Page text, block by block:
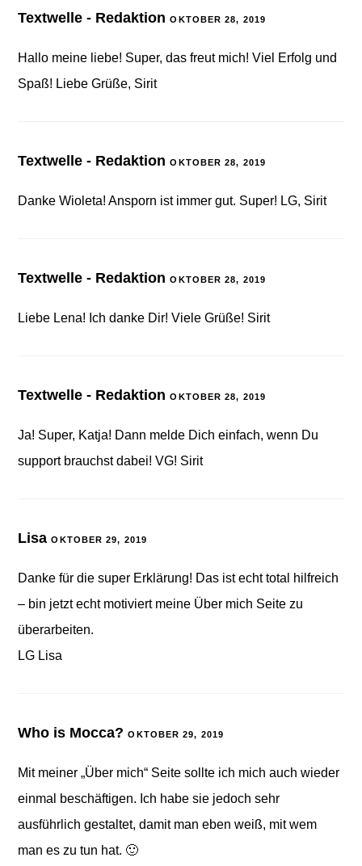
Textwelle - RedaktionOKTOBER 28, 2019
Hallo meine liebe! Super, das freut mich! Viel Erfolg und
Spaß! Liebe Grüße, Sirit
Textwelle - RedaktionOKTOBER 28, 2019
Danke Wioleta! Ansporn ist immer gut. Super! LG, Sirit
Textwelle - RedaktionOKTOBER 28, 2019
Liebe Lena! Ich danke Dir! Viele Grüße! Sirit
Textwelle - RedaktionOKTOBER 28, 2019
Ja! Super, Katja! Dann melde Dich einfach, wenn Du
support brauchst dabei! VG! Sirit
LisaOKTOBER 29, 2019
Danke für die super Erklärung! Das ist echt total hilfreich
– bin jetzt echt motiviert meine Über mich Seite zu
überarbeiten.
LG Lisa
Who is Mocca? OKTOBER 29, 2019
Mit meiner „Über mich“ Seite sollte ich mich auch wieder
einmal beschäftigen. Ich habe sie jedoch sehr
ausführlich gestaltet, damit man eben weiß, mit wem
man es zu tun hat. 🙂